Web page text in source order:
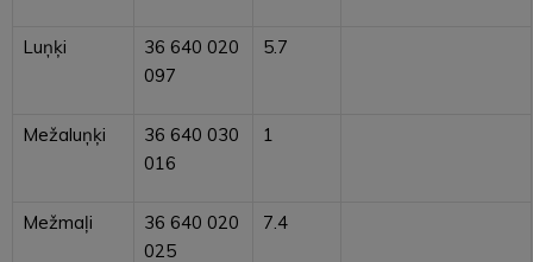
Luņķi
36 640 020
097
5.7
Mežaluņķi
36 640 030
016
1
Mežmaļi
36 640 020
025
7.4